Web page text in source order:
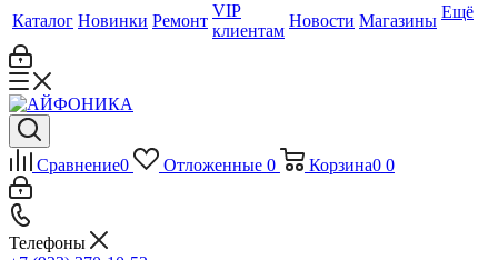
Каталог Новинки Ремонт
VIP
клиентам
Новости Магазины Ещё
Сравнение0 Отложенные 0 Корзина0 0
Телефоны